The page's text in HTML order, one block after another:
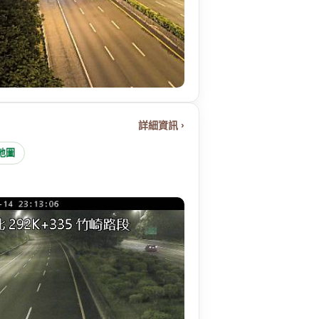
詳細資訊 ›
圖